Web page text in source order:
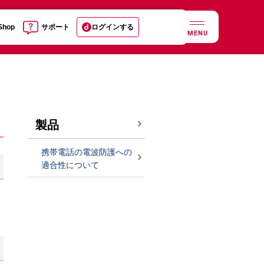
サポート ログインする
MENU
製品
携帯電話の電波防護への
適合性について